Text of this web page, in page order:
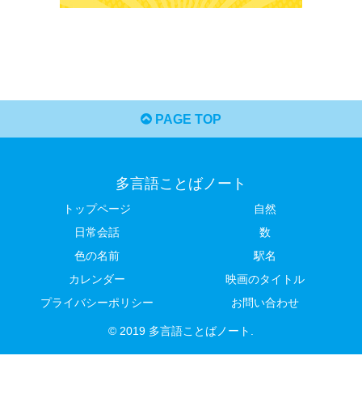
PAGE TOP
多言語ことばノート
トップページ
自然
日常会話
数
色の名前
駅名
カレンダー
映画のタイトル
プライバシーポリシー
お問い合わせ
© 2019 多言語ことばノート.